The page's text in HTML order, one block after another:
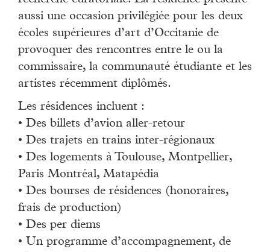
aussi une occasion privilégiée pour les deux
écoles supérieures d’art d’Occitanie de
provoquer des rencontres entre le ou la
commissaire, la communauté étudiante et les
artistes récemment diplômés.
Les résidences incluent :
• Des billets d’avion aller-retour
• Des trajets en trains inter-régionaux
• Des logements à Toulouse, Montpellier,
Paris Montréal, Matapédia
• Des bourses de résidences (honoraires,
frais de production)
• Des per diems
• Un programme d’accompagnement, de